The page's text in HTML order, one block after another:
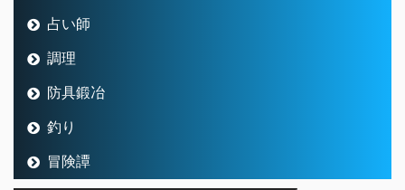
占い師
調理
防具鍛冶
釣り
冒険譚